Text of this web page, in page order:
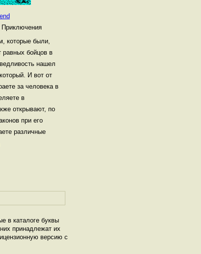
Приключения
которые были,
равных бойцов в
нашел
И вот от
за человека в
в
открывают, по
при его
различные
в каталоге буквы
принадлежат их
версию с